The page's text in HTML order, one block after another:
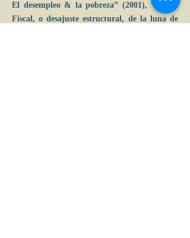
El desempleo & la pobreza” (2001), “Ajuste
Fiscal, o desajuste estructural, de la luna de